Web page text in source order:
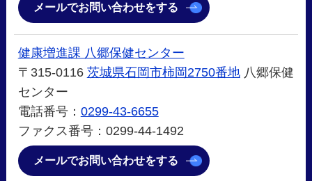
メールでお問い合わせをする
健康増進課 八郷保健センター
〒315-0116 茨城県石岡市柿岡2750番地八郷保健
センター
電話番号： 0299-43-6655
ファクス番号：0299-44-1492
メールでお問い合わせをする